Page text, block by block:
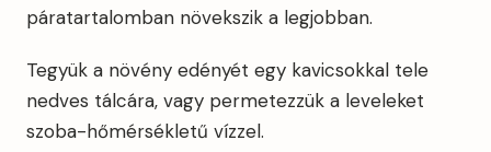
páratartalomban növekszik a legjobban.
Tegyük a növény edényét egy kavicsokkal tele
nedves tálcára, vagy permetezzük a leveleket
szoba-hőmérsékletű vízzel.